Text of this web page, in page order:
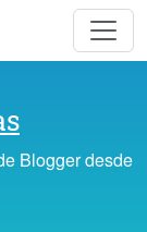
Blogger desde